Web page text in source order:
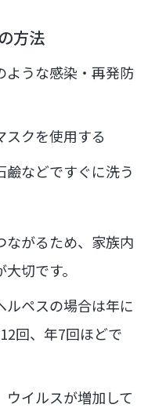
方法
ような感染・再発防
スクを使用する
鹼などですぐに洗う
ながるため、家族内
切です。
ペスの場合は年に
回、年7回ほどで
イルスが増加して